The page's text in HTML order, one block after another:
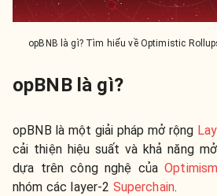
opBNB là gì? Tìm hiểu về Optimistic
opBNB là gì?
opBNB là một giải pháp mở rộng
cải thiện hiệu suất và khả năng
dựa trên công nghệ củaOptimism
nhóm các layer-2 Superchain.